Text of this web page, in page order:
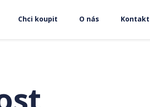
Chci koupit O nás Kontakt